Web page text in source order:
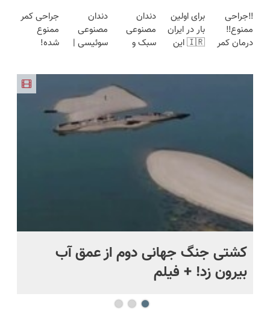
پرسشنامه
رو پر کنی!!
بدون
جراحی!
«فرم پر
فناوری
اروپا، سبک
و مقاوم |
قسطی
پرسش‌نامه
رو پر کن ▶
نصب آسان
و پرداخت
اقساطی 💳
‼️جراحی
ممنوع‼️
درمان کمر
برای اولین
بار در ایران
🇮🇷 این
دندان
مصنوعی
سبک و
اقساطی هم
داریم!😍 |
📍تهران
دندان
مصنوعی
سوئیسی |
ویزیت
رایگان+پرداخت
اقساطی😍
جراحی کمر
ممنوع
شده!
منزل درمان
((پرسش‌نامه))
کشتی‌ جنگ جهانی دوم از عمق آب
بیرون زد! + فیلم